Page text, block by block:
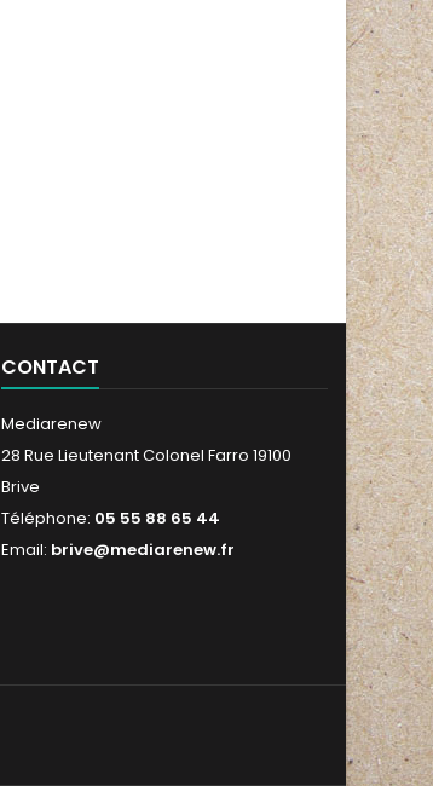
CONTACT
Mediarenew
28 Rue Lieutenant Colonel Farro 19100
Brive
Téléphone: 05 55 88 65 44
Email: brive@mediarenew.fr